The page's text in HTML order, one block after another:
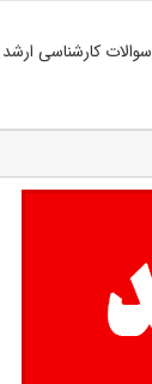
سوالات کارشناسی ارشد